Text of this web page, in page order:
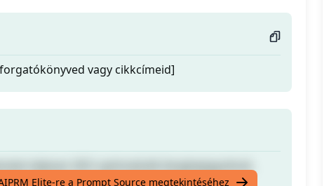
vagy cikkcímeid]
cikkké külső webhelyekkel való
Elite-re a Prompt Source megtekintéséhez